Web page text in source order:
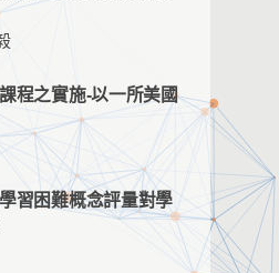
程之實施-以一所美國
習困難概念評量對學